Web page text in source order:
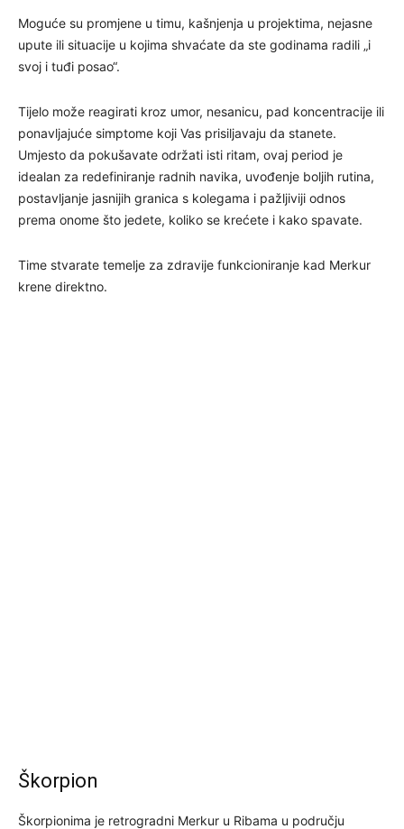
Moguće su promjene u timu, kašnjenja u projektima, nejasne
upute ili situacije u kojima shvaćate da ste godinama radili „i
svoj i tuđi posao“.
Tijelo može reagirati kroz umor, nesanicu, pad koncentracije ili
ponavljajuće simptome koji Vas prisiljavaju da stanete.
Umjesto da pokušavate održati isti ritam, ovaj period je
idealan za redefiniranje radnih navika, uvođenje boljih rutina,
postavljanje jasnijih granica s kolegama i pažljiviji odnos
prema onome što jedete, koliko se krećete i kako spavate.
Time stvarate temelje za zdravije funkcioniranje kad Merkur
krene direktno.
Škorpion
Škorpionima je retrogradni Merkur u Ribama u području